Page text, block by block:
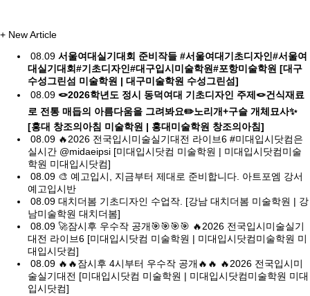
+ New Article
08.09 서울여대실기대회 준비작들 #서울여대기초디자인#서울여
대실기대회#기초디자인#대구입시미술학원#포항미술학원 [대구
수성그린섬 미술학원 | 대구미술학원 수성그린섬]
08.09 🪢2026학년도 정시 동덕여대 기초디자인 주제🪢건식재료
로 전통 매듭의 아름다움을 그려봐요✏️노리개+구슬 개체묘사✨
[홍대 창조의아침 미술학원 | 홍대미술학원 창조의아침]
08.09 🔥2026 전국입시미술실기대전 라이브6 #미대입시닷컴은
실시간 @midaeipsi [미대입시닷컴 미술학원 | 미대입시닷컴미술
학원 미대입시닷컴]
08.09 🎨 예고입시, 지금부터 제대로 준비합니다. 아트포엠 강서
예고입시반
08.09 대치더봄 기초디자인 수업작. [강남 대치더봄 미술학원 | 강
남미술학원 대치더봄]
08.09 🚀잠시후 우수작 공개🎯🎯🎯🎯 🔥2026 전국입시미술실기
대전 라이브6 [미대입시닷컴 미술학원 | 미대입시닷컴미술학원 미
대입시닷컴]
08.09 🔥🔥잠시후 4시부터 우수작 공개🔥🔥 🔥2026 전국입시미
술실기대전 [미대입시닷컴 미술학원 | 미대입시닷컴미술학원 미대
입시닷컴]